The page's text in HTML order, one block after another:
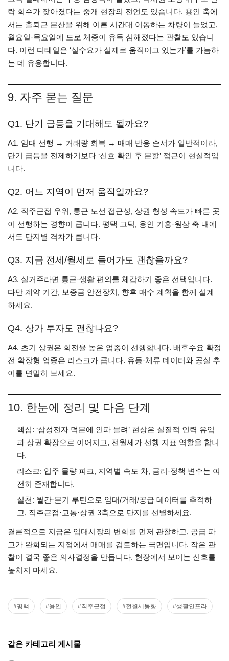
락 회수가 잦아졌다는 중개 현장의 전언도 있습니다. 용인 축에
서는 출퇴근 분산을 위해 이른 시간대 이동하는 차량이 늘었고,
월요일·목요일에 도로 체증이 유독 심해졌다는 관찰도 있습니
다. 이런 디테일은 ‘실수요가 실제로 움직이고 있는가’를 가늠하
는 데 유용합니다.
9. 자주 묻는 질문
Q1. 단기 급등을 기대해도 될까요?
A1. 임대 선행 → 거래량 회복 → 매매 반응 순서가 일반적이라,
단기 급등을 전제하기보다 ‘신호 확인 후 분할’ 접근이 현실적입
니다.
Q2. 어느 지역이 먼저 움직일까요?
A2. 직주근접 우위, 통근 노선 접근성, 상권 형성 속도가 빠른 곳
이 선행하는 경향이 큽니다. 평택 고덕, 용인 기흥·원삼 축 내에
서도 단지별 격차가 큽니다.
Q3. 지금 전세/월세로 들어가도 괜찮을까요?
A3. 실거주라면 통근·생활 편의를 체감하기 좋은 선택입니다.
다만 계약 기간, 보증금 안전장치, 향후 매수 계획을 함께 설계
하세요.
Q4. 상가 투자도 괜찮나요?
A4. 초기 상권은 회전율 높은 업종이 선행합니다. 배후수요 확정
전 확장형 업종은 리스크가 큽니다. 유동·체류 데이터와 공실 추
이를 면밀히 보세요.
10. 한눈에 정리 및 다음 단계
핵심: ‘삼성전자 덕분에 인파 몰려’ 현상은 실질적 인력 유입
과 상권 확장으로 이어지고, 전월세가 선행 지표 역할을 합니
다.
리스크: 입주 물량 피크, 지역별 속도 차, 금리·정책 변수는 여
전히 존재합니다.
실천: 월간·분기 루틴으로 임대/거래/공급 데이터를 추적하
고, 직주근접·교통·상권 3축으로 단지를 선별하세요.
결론적으로 지금은 임대시장의 변화를 먼저 관찰하고, 공급 파
고가 완화되는 지점에서 매매를 검토하는 국면입니다. 작은 관
찰이 결국 좋은 의사결정을 만듭니다. 현장에서 보이는 신호를
놓치지 마세요.
#평택 #용인 #직주근접 #전월세동향 #생활인프라
같은 카테고리 게시물